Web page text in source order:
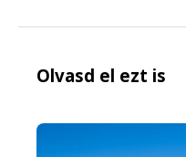
Olvasd el ezt is